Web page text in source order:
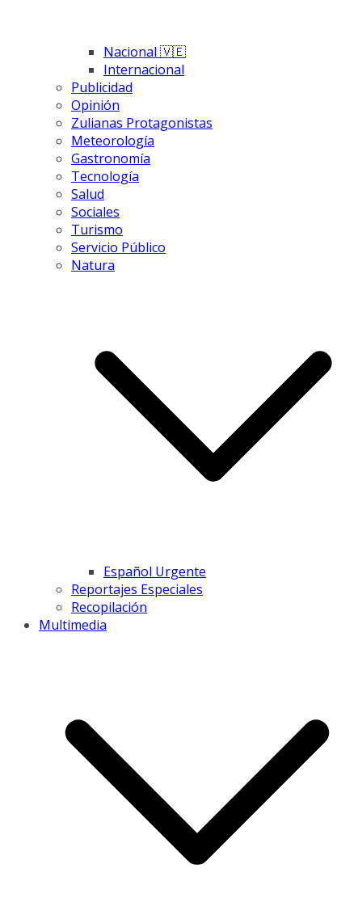
Nacional 🇻🇪
Internacional
Publicidad
Opinión
Zulianas Protagonistas
Meteorología
Gastronomía
Tecnología
Salud
Sociales
Turismo
Servicio Público
Natura
Español Urgente
Reportajes Especiales
Recopilación
Multimedia